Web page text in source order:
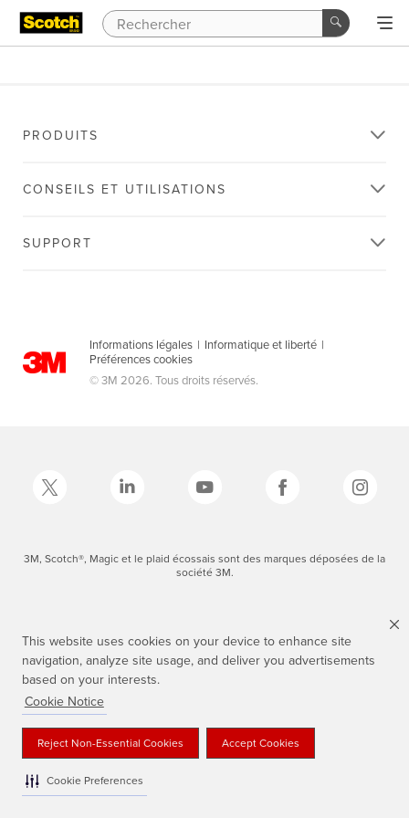
This website uses cookies on your device to enhance site
navigation, analyze site usage, and deliver you advertisements
based on your interests.
Cookie Notice
Reject Non-Essential Cookies Accept Cookies
Cookie Preferences
PRODUITS
CONSEILS ET UTILISATIONS
SUPPORT
Informations légales | Informatique et liberté |
Préférences cookies
© 3M 2026. Tous droits réservés.
3M, Scotch®, Magic et le plaid écossais sont des marques déposées de la
société 3M.